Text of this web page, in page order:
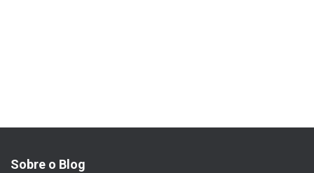
Sobre o Blog